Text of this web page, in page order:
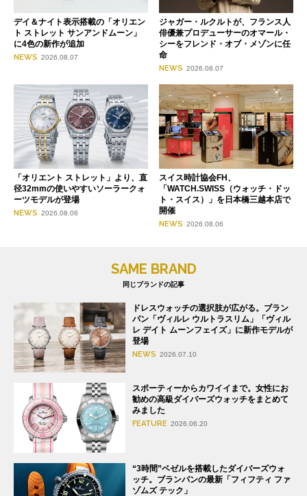
デイ＆ナイト表示搭載の「オリエン
ト ストレット サンアンドムーン」
に4色の新作が追加
NEWS 2026.08.07
ジャガー・ルクルトが、フランス人
俳優兼プロデューサーのオマール・
シーをフレンド・オブ・メゾンに任
命
NEWS 2026.08.07
「オリエント ストレット」より、直
径32mmの使いやすいソーラークォ
ーツモデルが登場
NEWS 2026.08.06
スイス時計協会FH、
「WATCH.SWISS（ウォッチ・ドッ
ト・スイス）」を日本橋三越本店で
開催
NEWS 2026.08.06
SAME BRAND
同じブランドの記事
ドレスウォッチの選択肢が広がる。ブラン
パン「ヴィルレ ウルトラスリム」「ヴィル
レ デイト ムーンフェイズ」に新作モデルが
登場
NEWS 2026.07.10
スポーティーからカワイイまで。女性にお
勧めの高級ダイバーズウォッチをまとめて
みました
FEATURE 2026.06.20
“3時間”ベゼルを搭載したダイバーズウォ
ッチ。ブランパンの最新「フィフティ ファ
ゾムズ テック」